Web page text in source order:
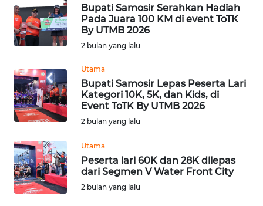
Bupati Samosir Serahkan Hadiah
Pada Juara 100 KM di event ToTK
By UTMB 2026
2 bulan yang lalu
Utama
Bupati Samosir Lepas Peserta Lari
Kategori 10K, 5K, dan Kids, di
Event ToTK By UTMB 2026
2 bulan yang lalu
Utama
Peserta lari 60K dan 28K dilepas
dari Segmen V Water Front City
2 bulan yang lalu
WN
PADANG
LAWAS
SUMEDANG
WN
CIANJUR
WN
KEPULAUAN
SERIBU